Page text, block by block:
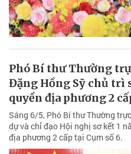
Phó Bí thư Thường
Đặng Hồng Sỹ chủ
quyền địa phương 2
Sáng 6/5, Phó Bí thư Thường
dự và chỉ đạo Hội nghị sơ kết 1
địa phương 2 cấp tại Cụm số 6.